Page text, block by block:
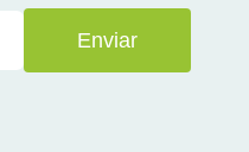
Enviar